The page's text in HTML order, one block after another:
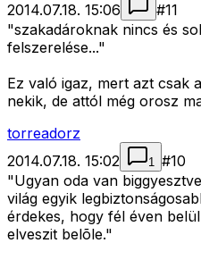
2014.07.18. 15:06
#11
"szakadároknak nincs és
felszerelése..."
Ez való igaz, mert azt csak
nekik, de attól még orosz
torreadorz
2014.07.18. 15:02
1 #10
"Ugyan oda van
világ egyik
érdekes, hogy fél éven
elveszit belõle."